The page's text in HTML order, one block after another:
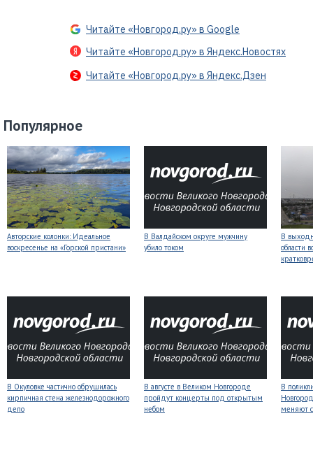
Читайте «Новгород.ру» в Google
Читайте «Новгород.ру» в Яндекс.Новостях
Читайте «Новгород.ру» в Яндекс.Дзен
Популярное
Авторские колонки: Идеальное
воскресенье на «Горской пристани»
В Валдайском округе мужчину
убило током
В
области
В Окуловке частично обрушилась
кирпичная стена железнодорожного
депо
В августе в Великом Новгороде
пройдут концерты под открытым
небом
В
меняют